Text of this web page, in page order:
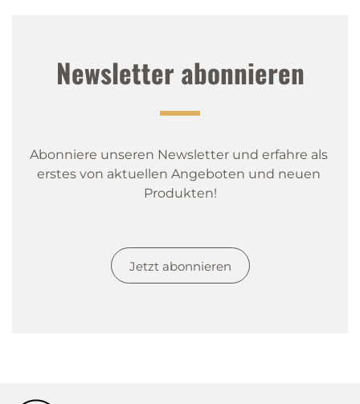
Newsletter abonnieren
Abonniere unseren Newsletter und erfahre als
erstes von aktuellen Angeboten und neuen
Produkten!
Jetzt abonnieren